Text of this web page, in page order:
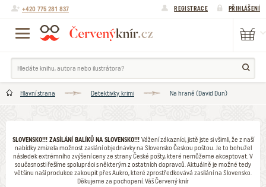
+420 775 281 837 REGISTRACE PŘIHLÁŠENÍ
Hlavní strana Detektivky. krimi Na hraně (David Dun)
SLOVENSKO!!! ZASÍLÁNÍ BALÍKŮ NA SLOVENSKO!!! Vážení zákazníci, jistě jste si všimli, že z naší
nabídky zmizela možnost zaslání objednávky na Slovensko Českou poštou. Je to bohužel
následek extrémního zvýšení ceny ze strany České pošty, které nemůžeme akceptovat. V
současnosti řešíme spolupráci s některým z ostatních dopravců. Aktuálně je možné tedy
většinu naší produkce zakoupit přes Aukro, které zprostředkovává zasílání na Slovensko.
Děkujeme za pochopení. Váš Červený knír